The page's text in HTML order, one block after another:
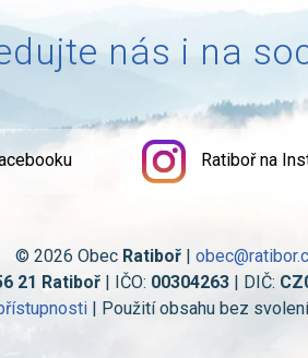
nás i na
Ratiboř na
© 2026 Obec Ratiboř |
21 Ratiboř| IČO: 00304263| DIČ:
| Použití obsahu bez